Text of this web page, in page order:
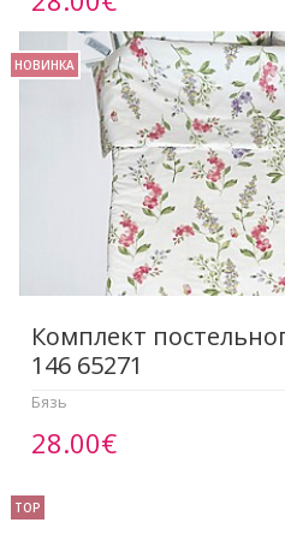
НОВИНКА
Комплект
146 65271
Бязь
28.00€
TOP